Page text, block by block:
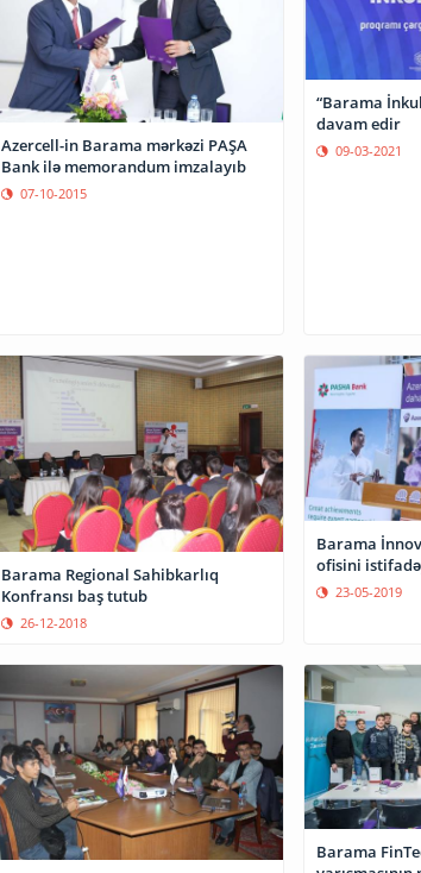
Azercell-in Barama mərkəzi PAŞA
Bank ilə memorandum imzalayıb
07-10-2015
“Barama
davam edir
09-03-2021
Barama Regional Sahibkarlıq
Konfransı baş tutub
26-12-2018
Barama
ofisini
23-05-2019
Barama